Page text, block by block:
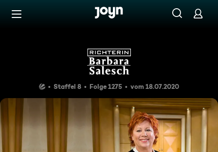
Zum Inhalt springen
Der Pirat
Staffel 8 Folge 1275 vom 18.07.2020